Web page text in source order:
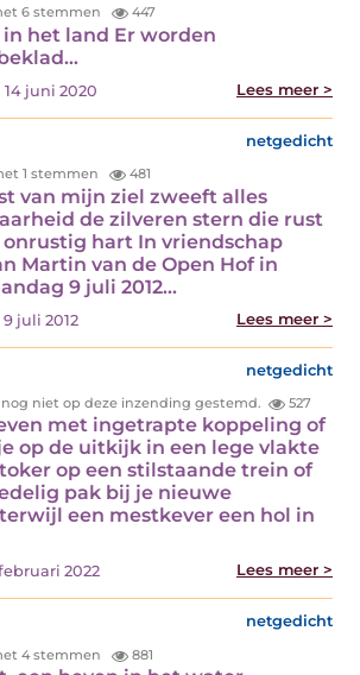
6 stemmen 447
het land Er worden
14 juni 2020 Lees meer >
netgedicht
1 stemmen 481
van mijn ziel zweeft alles
de zilveren stern die rust
hart In vriendschap
Martin van de Open Hof in
9 juli 2012…
9 juli 2012 Lees meer >
netgedicht
nog niet op deze inzending gestemd. 527
met ingetrapte koppeling of
op de uitkijk in een lege vlakte
op een stilstaande trein of
pak bij je nieuwe
een mestkever een hol in
2022 Lees meer >
netgedicht
4 stemmen 881